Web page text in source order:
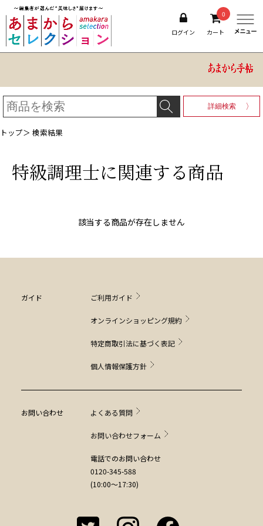
ログイン
0
カート
詳細検索
トップ＞ 検索結果
特級調理士に関連する商品
該当する商品が存在しません
ガイド ご利用ガイド
オンラインショッピング規約
特定商取引法に基づく表記
個人情報保護方針
お問い合わせ よくある質問
お問い合わせフォーム
電話でのお問い合わせ
0120-345-588
(10:00～17:30)